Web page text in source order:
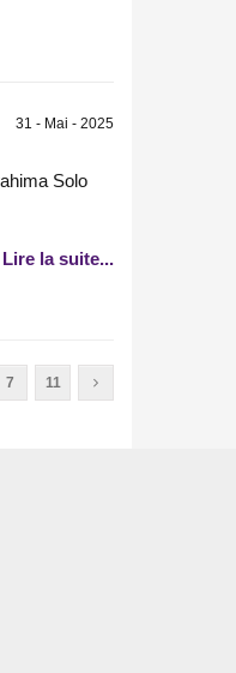
31 - Mai - 2025
Solo
Lire la suite...
7 11